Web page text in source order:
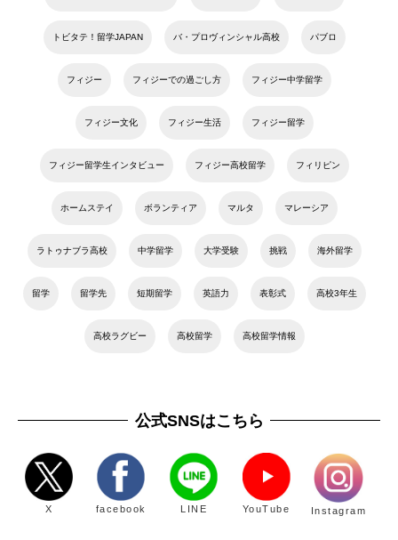
トビタテ！留学JAPAN バ・プロヴィンシャル高校 パブロ
フィジー フィジーでの過ごし方 フィジー中学留学
フィジー文化 フィジー生活 フィジー留学
フィジー留学生インタビュー フィジー高校留学 フィリピン
ホームステイ ボランティア マルタ マレーシア
ラトゥナブラ高校 中学留学 大学受験 挑戦 海外留学
留学 留学先 短期留学 英語力 表彰式 高校3年生
高校ラグビー 高校留学 高校留学情報
公式SNSはこちら
X facebook LINE YouTube Instagram